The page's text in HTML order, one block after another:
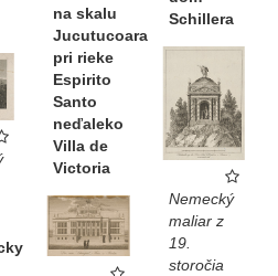
na skalu
Jucutucoara
pri rieke
Espirito
Santo
neďaleko
Villa de
Victoria
Schillera
Nemecký
maliar z
19.
storočia